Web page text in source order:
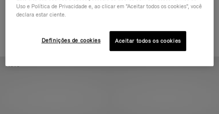
Groove - Couro Nécessaire com
Groove - Couro Nécessaire com
R$ 3.450,00
Novo
Uso e Política de Privacidade e, ao clicar em "Aceitar todos os cookies", você
declara estar ciente.
Definições de cookies Aceitar todos os cookies